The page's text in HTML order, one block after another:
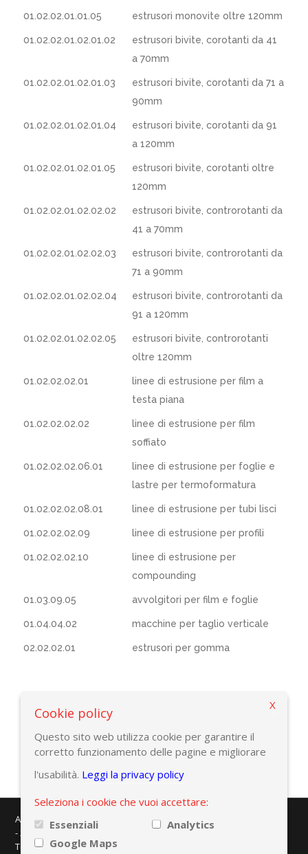
01.02.02.01.01.05 estrusori monovite oltre 120mm
01.02.02.01.02.01.02
estrusori bivite, corotanti da 41
a 70mm
01.02.02.01.02.01.03
estrusori bivite, corotanti da 71 a
90mm
01.02.02.01.02.01.04
estrusori bivite, corotanti da 91
a 120mm
01.02.02.01.02.01.05
estrusori bivite, corotanti oltre
120mm
01.02.02.01.02.02.02
estrusori bivite, controrotanti da
41 a 70mm
01.02.02.01.02.02.03
estrusori bivite, controrotanti da
71 a 90mm
01.02.02.01.02.02.04
estrusori bivite, controrotanti da
91 a 120mm
01.02.02.01.02.02.05
estrusori bivite, controrotanti
oltre 120mm
01.02.02.02.01
linee di estrusione per film a
testa piana
01.02.02.02.02
linee di estrusione per film
soffiato
01.02.02.02.06.01
linee di estrusione per foglie e
lastre per termoformatura
01.02.02.02.08.01 linee di estrusione per tubi lisci
01.02.02.02.09 linee di estrusione per profili
01.02.02.02.10
linee di estrusione per
compounding
01.03.09.05 avvolgitori per film e foglie
01.04.04.02 macchine per taglio verticale
02.02.02.01 estrusori per gomma
Torna ai criteri di ricerca
AMAPLAST - Centro Direzionale Milanofiori - Strada 1 - Palazzo F/3
- 20057 Assago (MI)
Tel. +39 02 8228371 - e-mail:
Cookie policy
Questo sito web utilizza cookie per garantire il
corretto funzionamento delle pagine e migliorare
l'usabilità. Leggi la privacy policy
Seleziona i cookie che vuoi accettare:
Essenziali
Analytics
Google Maps
X